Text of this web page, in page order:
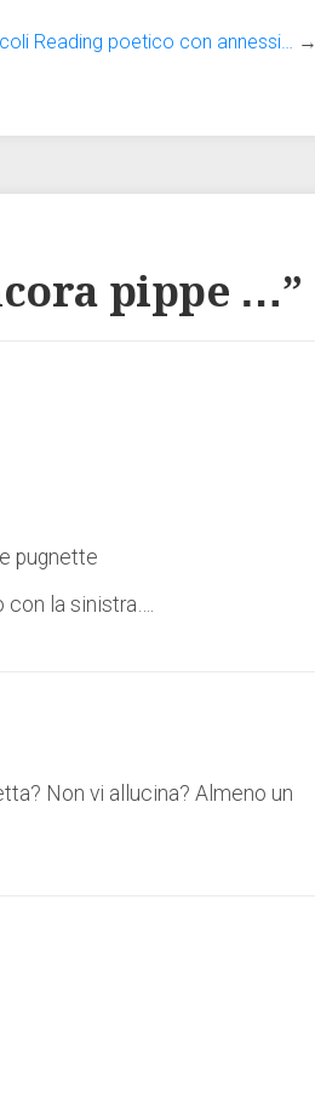
Reading poetico con annessi… →
pippe …”
pugnette
con la sinistra….
Non vi allucina? Almeno un